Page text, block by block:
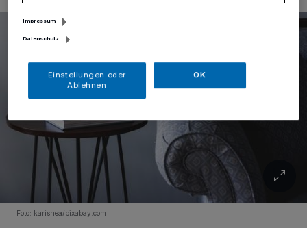
Foto: karishea/pixabay.com
Impressum
Datenschutz
Einstellungen oder
Ablehnen
OK